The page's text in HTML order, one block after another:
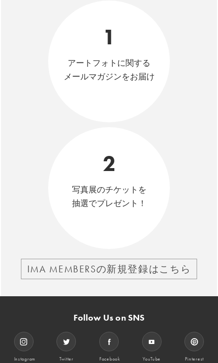
1
アートフォトに関する
メールマガジンをお届け
2
写真展のチケットを
抽選でプレゼント！
IMA MEMBERSの新規登録はこちら
Follow Us on SNS
Instagram Twitter Facebook YouTube Pinterest